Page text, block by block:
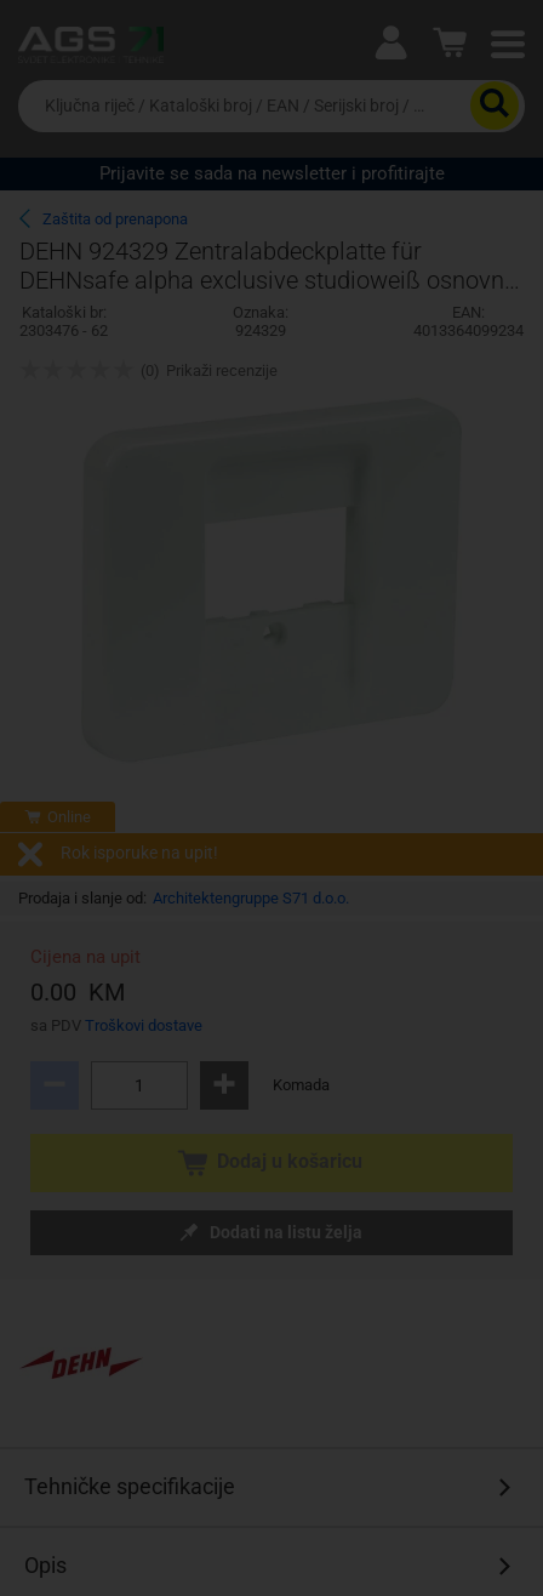
Ova postavka prilagođava asortiman proizvoda i
cijene vašim potrebama.
Da
biste
potražili
proizvod,
unesite
ključnu
riječ,
kataloški
broj,
EAN
ili
Prijavite se sada na newsletter i profitirajte
Zaštita od prenapona
DEHN 924329 Zentralabdeckplatte für
DEHNsafe alpha exclusive studioweiß osnovni
Kataloški br:
2303476 - 62
Oznaka:
924329
EAN:
4013364099234
Online
Rok isporuke na upit!
Prodaja i slanje od: Architektengruppe S71 d.o.o.
Cijena na upit
0.00 KM
sa PDV Troškovi dostave
Komada
Dodati na listu želja
(0) Prikaži recenzije
Tehničke specifikacije
Opis